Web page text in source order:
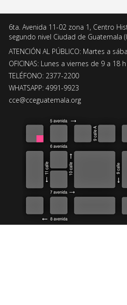
6ta. Avenida 11-02 zona 1, Centro
segundo nivel Ciudad de Guatemala
ATENCIÓN AL PÚBLICO: Martes a
OFICINAS: Lunes a viernes de 9 a 18 h
TELÉFONO: 2377-2200
WHATSAPP: 4991-9923
cce@cceguatemala.org